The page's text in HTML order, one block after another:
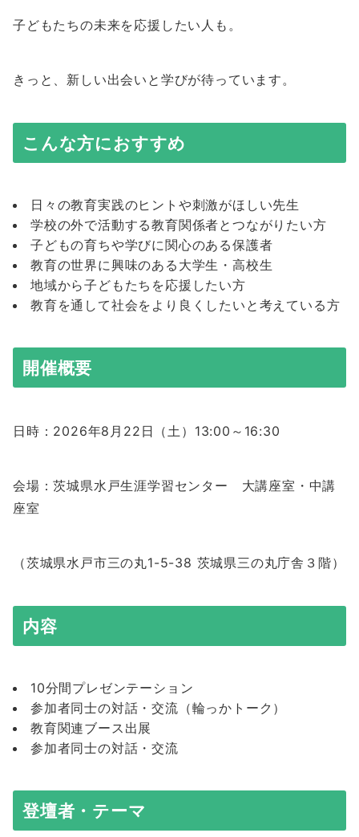
子どもたちの未来を応援したい人も。
きっと、新しい出会いと学びが待っています。
こんな方におすすめ
日々の教育実践のヒントや刺激がほしい先生
学校の外で活動する教育関係者とつながりたい方
子どもの育ちや学びに関心のある保護者
教育の世界に興味のある大学生・高校生
地域から子どもたちを応援したい方
教育を通して社会をより良くしたいと考えている方
開催概要
日時：2026年8月22日（土）13:00～16:30
会場：茨城県水戸生涯学習センター 大講座室・中講
座室
（茨城県水戸市三の丸1-5-38 茨城県三の丸庁舎３階）
内容
10分間プレゼンテーション
参加者同士の対話・交流（輪っかトーク）
教育関連ブース出展
参加者同士の対話・交流
登壇者・テーマ